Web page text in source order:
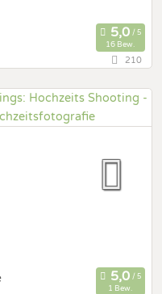
16 Bew.
Shooting
210
1 Bew.